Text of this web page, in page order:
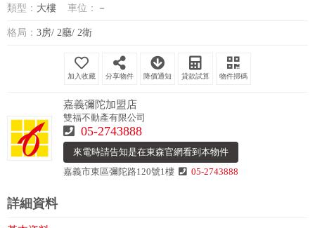
類型： 大樓 車位： －
格局： 3房/ 2廳/ 2衛
分享物件 降價通知 貸款試算 物件掃碼
嘉義彌陀加盟店
雙福不動產有限公司
05-2743888
來電時請告知是在東森官網看到本物件
嘉義市東區彌陀路120號1樓
05-2743888
詳細資料